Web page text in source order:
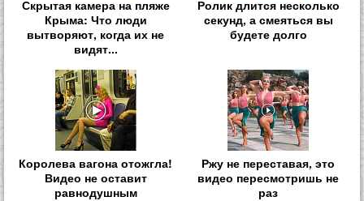
Скрытая камера на пляже
Крыма: Что люди
вытворяют, когда их не
видят...
Ролик длится несколько
секунд, а смеяться вы
будете долго
Королева вагона отожгла!
Видео не оставит
равнодушным
Ржу не переставая, это
видео пересмотришь не
раз